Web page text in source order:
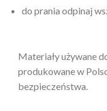
do prania odpinaj
Materiały używane
produkowane w
bezpieczeństwa.